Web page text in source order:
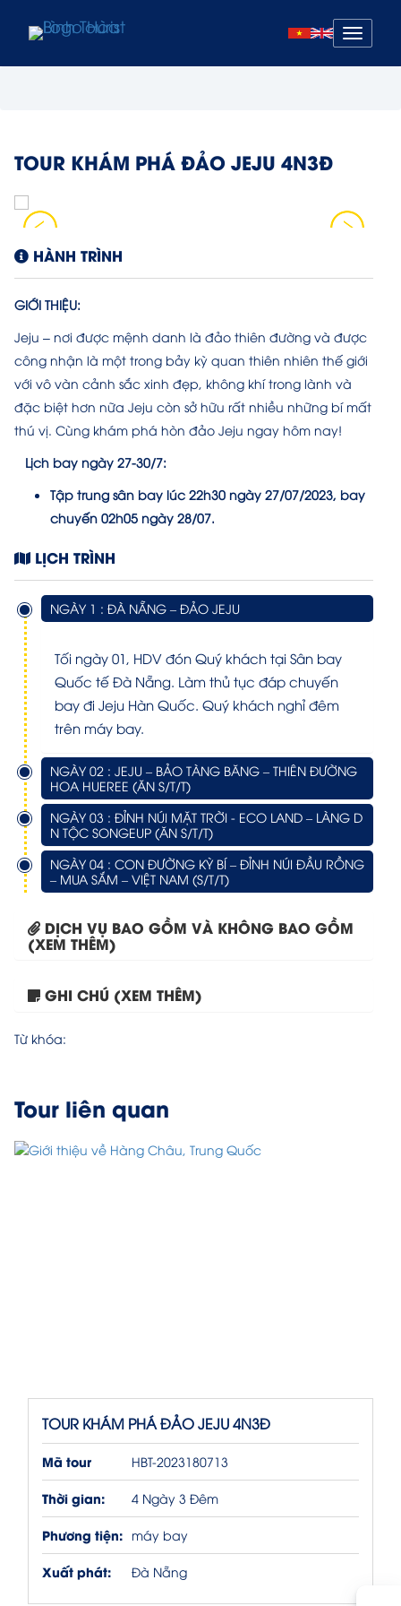
Mở
menu
TOUR KHÁM PHÁ ĐẢO JEJU 4N3Đ
HÀNH TRÌNH
GIỚI THIỆU:
Jeju – nơi được mệnh danh là đảo thiên đường và được
công nhận là một trong bảy kỳ quan thiên nhiên thế giới
với vô vàn cảnh sắc xinh đẹp, không khí trong lành và
đặc biệt hơn nữa Jeju còn sở hữu rất nhiều những bí mất
thú vị. Cùng khám phá hòn đảo Jeju ngay hôm nay!
Lịch bay ngày 27-30/7:
Tập trung sân bay lúc 22h30 ngày 27/07/2023, bay
chuyến 02h05 ngày 28/07.
LỊCH TRÌNH
NGÀY 1 : ĐÀ NẴNG – ĐẢO JEJU
Tối ngày 01, HDV đón Quý khách tại Sân bay
Quốc tế Đà Nẵng. Làm thủ tục đáp chuyến
bay đi Jeju Hàn Quốc. Quý khách nghỉ đêm
trên máy bay.
NGÀY 02 : JEJU – BẢO TÀNG BĂNG – THIÊN ĐƯỜNG
HOA HUEREE (ĂN S/T/T)
NGÀY 03 : ĐỈNH NÚI MẶT TRỜI - ECO LAND – LÀNG D
N TỘC SONGEUP (ĂN S/T/T)
NGÀY 04 : CON ĐƯỜNG KỲ BÍ – ĐỈNH NÚI ĐẦU RỒNG
– MUA SẮM – VIỆT NAM (S/T/T)
DỊCH VỤ BAO GỒM VÀ KHÔNG BAO GỒM
(XEM THÊM)
GHI CHÚ (XEM THÊM)
Từ khóa:
Tour liên quan
Tour Hà Nội – Thượng...
TOUR KHÁM PHÁ ĐẢO JEJU 4N3Đ
Mã tour HBT-2023180713
Thời gian: 4 Ngày 3 Đêm
Phương tiện: máy bay
Xuất phát: Đà Nẵng